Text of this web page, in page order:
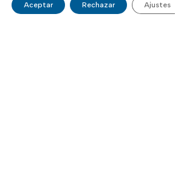
Aceptar Rechazar Ajustes